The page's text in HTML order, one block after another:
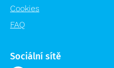
Cookies
FAQ
Sociální sítě